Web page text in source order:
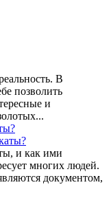
В
позволить
и
и как ими
многих людей.
документом,